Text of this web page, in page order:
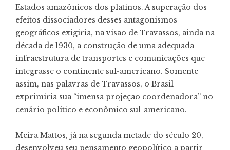
Estados amazônicos dos platinos. A superação dos
efeitos dissociadores desses antagonismos
geográficos exigiria, na visão de Travassos, ainda na
década de 1930, a construção de uma adequada
infraestrutura de transportes e comunicações que
integrasse o continente sul-americano. Somente
assim, nas palavras de Travassos, o Brasil
exprimiria sua “imensa projeção coordenadora” no
cenário político e econômico sul-americano.
Meira Mattos, já na segunda metade do século 20,
desenvolveu seu pensamento geopolítico a partir